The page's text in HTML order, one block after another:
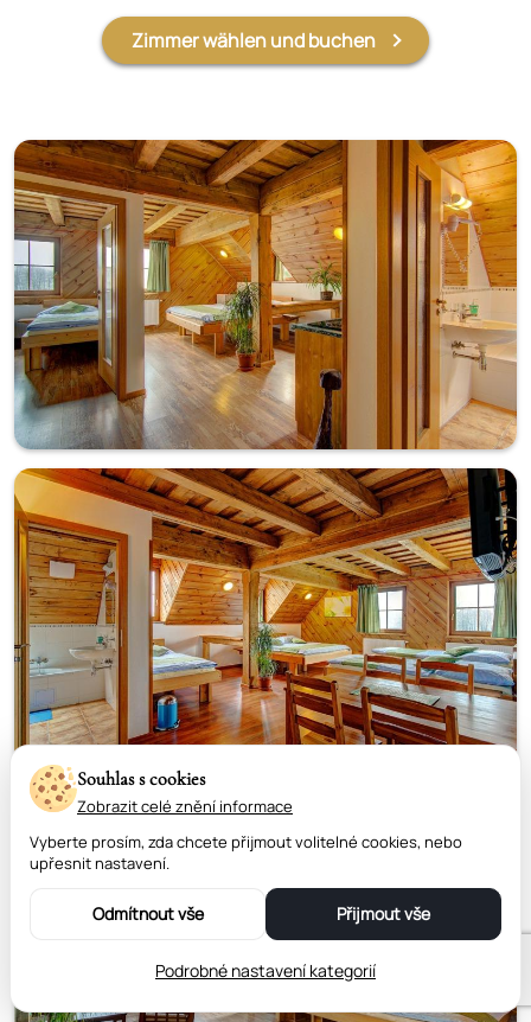
Zimmer wählen und buchen
Souhlas s cookies
Zobrazit celé znění informace
Vyberte prosím, zda chcete přijmout volitelné cookies, nebo
upřesnit nastavení.
Odmítnout vše Přijmout vše
Podrobné nastavení kategorií